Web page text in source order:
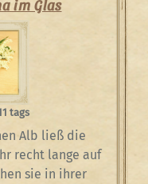
im Glas
tags
Alb ließ die
recht lange auf
sie in ihrer